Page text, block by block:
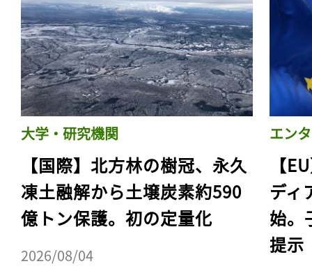
大学・研究機関
【国際】北方林の樹冠、永久
凍土融解から土壌炭素約590
億トン保護。初の定量化
2026/08/04
エン
【
ディ
始。
提示